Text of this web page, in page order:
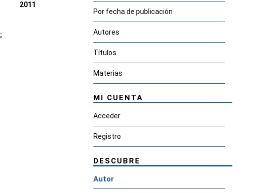
;
2011
Por fecha de publicación
Autores
Títulos
Materias
MI CUENTA
Acceder
Registro
DESCUBRE
Autor